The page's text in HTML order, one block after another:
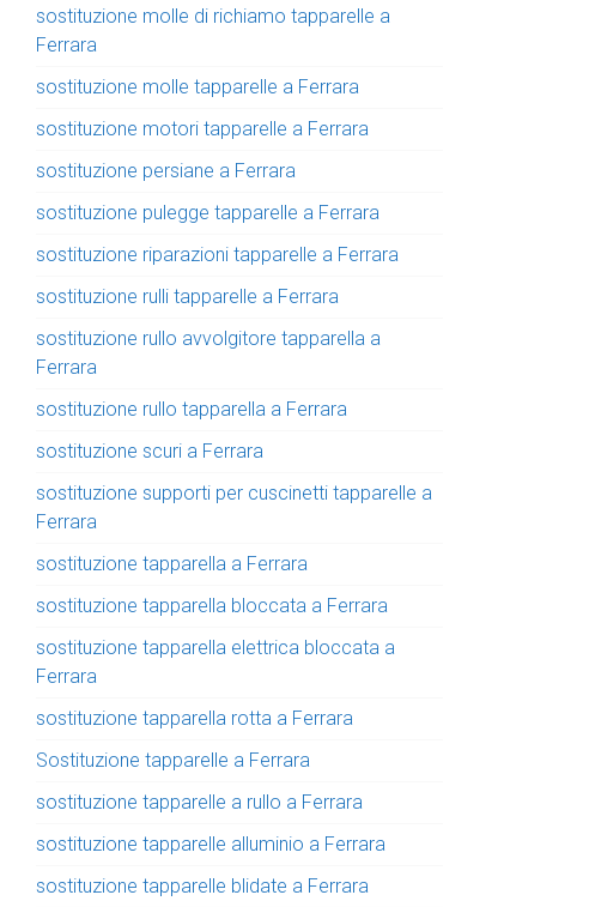
sostituzione molle di richiamo tapparelle a
Ferrara
sostituzione molle tapparelle a Ferrara
sostituzione motori tapparelle a Ferrara
sostituzione persiane a Ferrara
sostituzione pulegge tapparelle a Ferrara
sostituzione riparazioni tapparelle a Ferrara
sostituzione rulli tapparelle a Ferrara
sostituzione rullo avvolgitore tapparella a
Ferrara
sostituzione rullo tapparella a Ferrara
sostituzione scuri a Ferrara
sostituzione supporti per cuscinetti tapparelle a
Ferrara
sostituzione tapparella a Ferrara
sostituzione tapparella bloccata a Ferrara
sostituzione tapparella elettrica bloccata a
Ferrara
sostituzione tapparella rotta a Ferrara
Sostituzione tapparelle a Ferrara
sostituzione tapparelle a rullo a Ferrara
sostituzione tapparelle alluminio a Ferrara
sostituzione tapparelle blidate a Ferrara